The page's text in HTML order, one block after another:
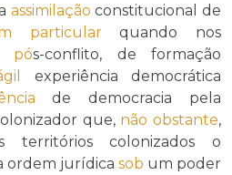
assimilação constitucional de
particularquando nos
pós-conflito, de formação
experiência democrática
de democracia pela
que, não obstante,
territórios colonizados o
ordem jurídica sob um poder